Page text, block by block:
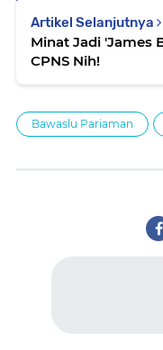
Artikel Selanjutnya
Minat Jadi 'James
CPNS Nih!
Bawaslu Pariaman